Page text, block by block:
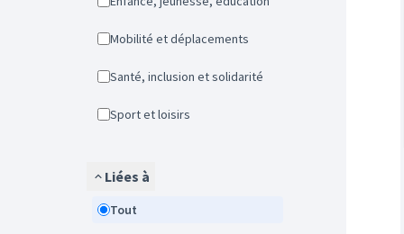
Mobilité et déplacements
Santé, inclusion et solidarité
Sport et loisirs
Liées à
Tout